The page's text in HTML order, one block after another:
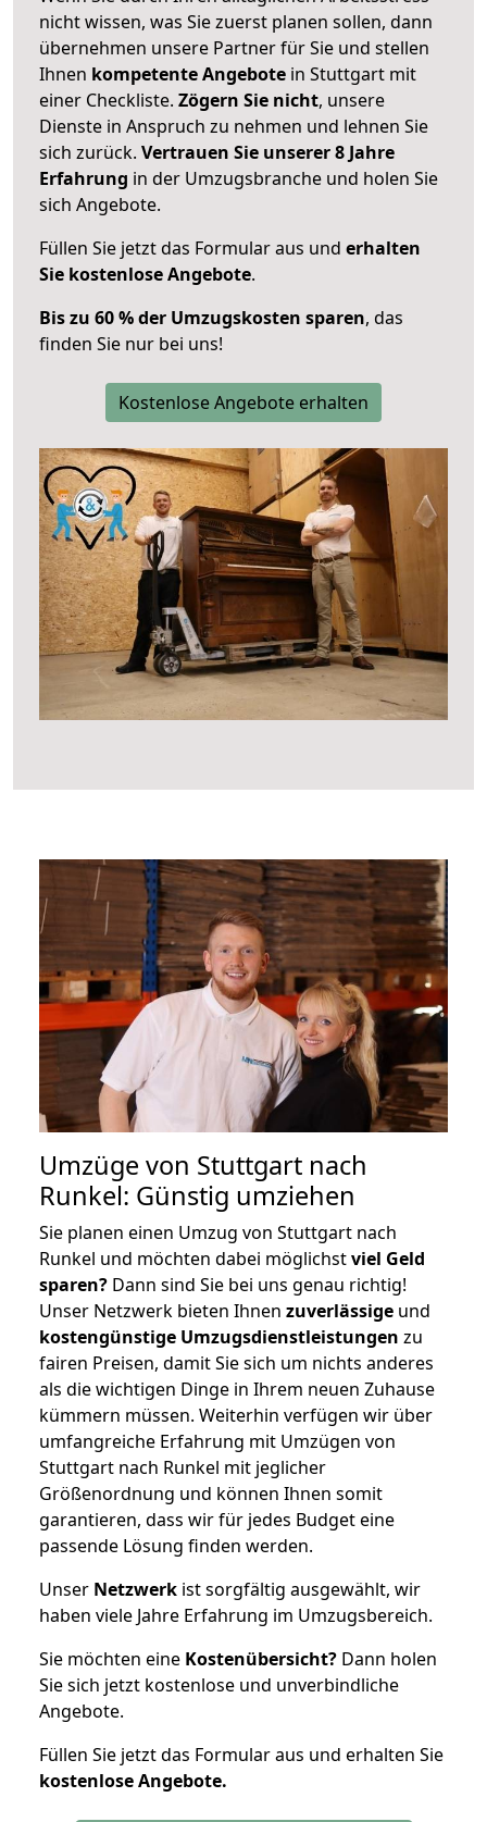
nicht wissen, was Sie zuerst planen sollen, dann
übernehmen unsere Partner für Sie und stellen
Ihnen kompetente Angebote in Stuttgart mit
einer Checkliste. Zögern Sie nicht, unsere
Dienste in Anspruch zu nehmen und lehnen Sie
sich zurück. Vertrauen Sie unserer 8 Jahre
Erfahrung in der Umzugsbranche und holen Sie
sich Angebote.
Füllen Sie jetzt das Formular aus und erhalten
Sie kostenlose Angebote.
Bis zu 60 % der Umzugskosten sparen, das
finden Sie nur bei uns!
Kostenlose Angebote erhalten
Umzüge von Stuttgart nach
Runkel: Günstig umziehen
Sie planen einen Umzug von Stuttgart nach
Runkel und möchten dabei möglichstviel Geld
sparen? Dann sind Sie bei uns genau richtig!
Unser Netzwerk bieten Ihnen zuverlässige und
kostengünstige Umzugsdienstleistungen zu
fairen Preisen, damit Sie sich um nichts anderes
als die wichtigen Dinge in Ihrem neuen Zuhause
kümmern müssen. Weiterhin verfügen wir über
umfangreiche Erfahrung mit Umzügen von
Stuttgart nach Runkel mit jeglicher
Größenordnung und können Ihnen somit
garantieren, dass wir für jedes Budget eine
passende Lösung finden werden.
Unser Netzwerk ist sorgfältig ausgewählt, wir
haben viele Jahre Erfahrung im Umzugsbereich.
Sie möchten eine Kostenübersicht? Dann holen
Sie sich jetzt kostenlose und unverbindliche
Angebote.
Füllen Sie jetzt das Formular aus und erhalten Sie
kostenloseAngebote.